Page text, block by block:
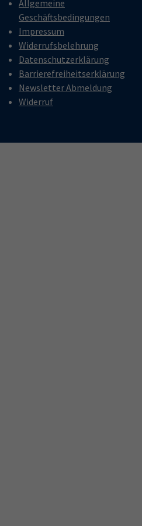
Allgemeine
Geschäftsbedingungen
Impressum
Widerrufsbelehrung
Datenschutzerklärung
Barrierefreiheitserklärung
Newsletter Abmeldung
Widerruf